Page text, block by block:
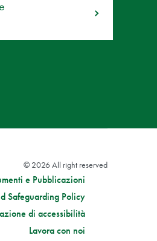
© 2026 All right reserved
e Pubblicazioni
Safeguarding Policy
di accessibilità
Lavora con noi